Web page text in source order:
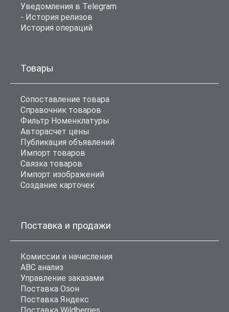
Уведомления в Telegram
- История релизов
История операций
Товары
Сопоставление товара
Справочник товаров
Фильтр Номенклатуры
Авторасчет цены
Публикация объявлений
Импорт товаров
Связка товаров
Импорт изображений
Создание карточек
Поставка и продажи
Комиссии и начисления
ABC анализ
Управление заказами
Поставка Озон
Поставка Яндекс
Поставка Wildberries